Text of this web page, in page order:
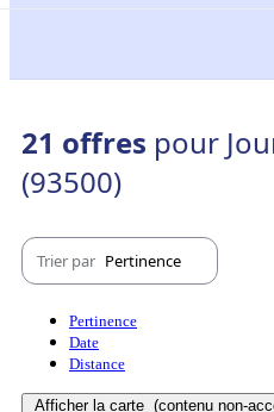
21 offres pour
(93500)
Trier par Pertinence
Pertinence
Date
Distance
Afficher la carte (contenu non-